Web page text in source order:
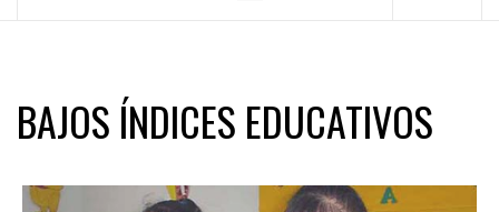
BAJOS ÍNDICES EDUCATIVOS